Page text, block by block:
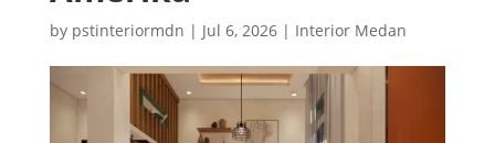
by pstinteriormdn | Jul 6, 2026| Interior Medan